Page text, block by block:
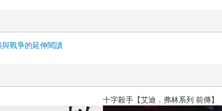
：這些寫下來的不能全部相信。 如果這些不能相信，那讀
跟朋友聚會時對時事看法的辯論，發現雙方接收的資訊完
界是這樣構成，無法輕易地說他們記得的不算數。 當然，
去找版主出書，最後出版了《阿共打來怎麼辦》。這兩本
最讓人措手不及的。 在《以下證言將被全面否認》最後校
與戰爭的延伸閱讀
十字殺手【艾迪．弗林系列 前傳】